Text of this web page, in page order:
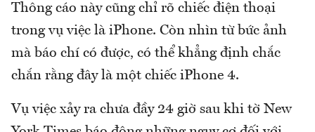
Thông cáo này cũng chỉ rõ chiếc điện thoại
trong vụ việc là iPhone. Còn nhìn từ bức ảnh
mà báo chí có được, có thể khẳng định chắc
chắn rằng đây là một chiếc iPhone 4.
Vụ việc xảy ra chưa đầy 24 giờ sau khi tờ New